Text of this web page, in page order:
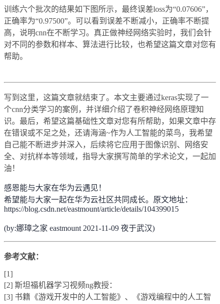
训练六个批次的结果如下图所示，最终误差loss为“0.07606”，
正确率为“0.97500”。可以看到误差不断减小，正确率不断提
高，说明cnn在不断学习。真正做神经网络实验时，我们会针
对不同的参数和样本、算法进行比较，也希望这篇文章对您有
帮助。
写到这里，这篇文章就结束了。本文主要通过keras实现了一
个cnn分类学习的案例，并详细介绍了卷积神经网络原理知
识。最后，希望这篇基础性文章对您有所帮助，如果文章中存
在错误或不足之处，还请海涵~作为人工智能的菜鸟，我希望
自己能不断进步并深入，后续将它应用于图像识别、网络安
全、对抗样本等领域，指导大家撰写简单的学术论文，一起加
油！
感恩能与大家在华为云遇见！
希望能与大家一起在华为云社区共同成长。原文地址：
https://blog.csdn.net/eastmount/article/details/104399015
(by:娜璋之家 eastmount 2021-11-09 夜于武汉)
参考文献：
[1]
[2] 斯坦福机器学习视频ng教授：
[3] 书籍《游戏开发中的人工智能》、《游戏编程中的人工智